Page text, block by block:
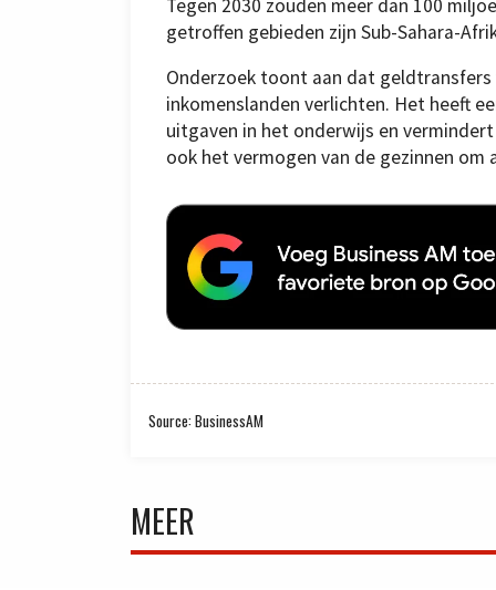
Tegen 2030 zouden meer dan 100
getroffen gebieden zijn Sub-Sahara-
Onderzoek toont aan dat
inkomenslanden verlichten. Het heeft
uitgaven in het onderwijs en
ook het vermogen van de gezinnen
Source: BusinessAM
MEER